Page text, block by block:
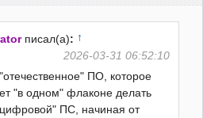
писал(а): ↑
2026-03-31 06:52:10
ПО, которое
"в одном" флаконе делать
ПС, начиная от